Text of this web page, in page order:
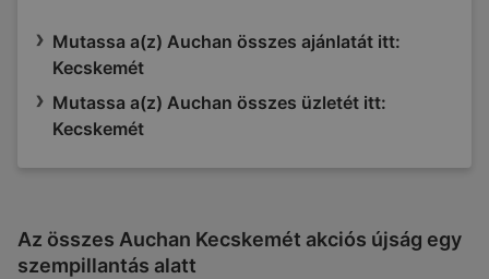
Mutassa a(z) Auchan összes ajánlatát itt:
Kecskemét
Mutassa a(z) Auchan összes üzletét itt:
Kecskemét
Az összes Auchan Kecskemét akciós újság egy
szempillantás alatt